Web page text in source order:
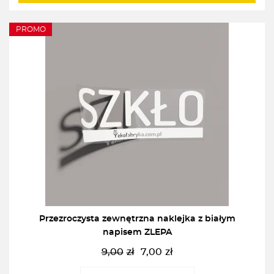
PROMO
Przezroczysta zewnętrzna naklejka z białym
napisem ZLEPA
9,00 zł
Pierwotna
7,00 zł
Aktualna